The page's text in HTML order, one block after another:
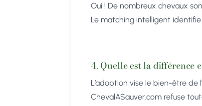
Oui ! De nombreux chevaux
Le matching intelligent
4. Quelle est la différence
L’adoption vise le bien-être de
ChevalASauver.com refuse